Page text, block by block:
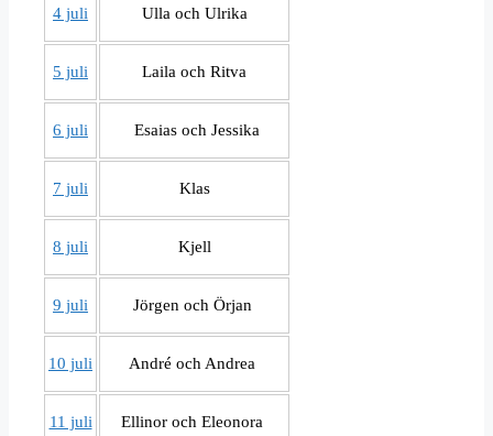
4 juli Ulla och Ulrika
5 juli Laila och Ritva
6 juli Esaias och Jessika
7 juli Klas
8 juli Kjell
9 juli Jörgen och Örjan
10 juli André och Andrea
11 juli Ellinor och Eleonora